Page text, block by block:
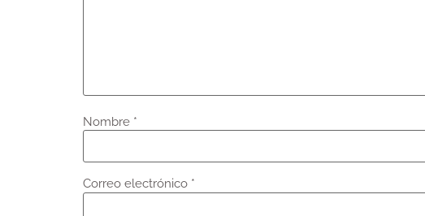
Nombre *
Correo electrónico *